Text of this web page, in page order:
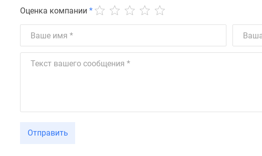
Оценка компании *
Отправить